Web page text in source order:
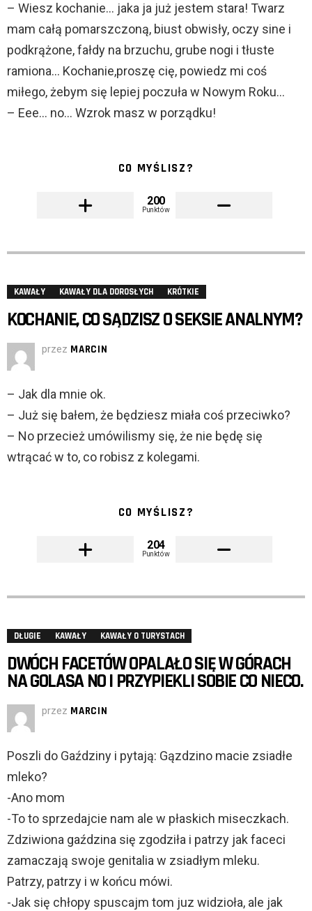
– Wiesz kochanie… jaka ja już jestem stara! Twarz
mam całą pomarszczoną, biust obwisły, oczy sine i
podkrążone, fałdy na brzuchu, grube nogi i tłuste
ramiona… Kochanie,proszę cię, powiedz mi coś
miłego, żebym się lepiej poczuła w Nowym Roku…
– Eee… no… Wzrok masz w porządku!
CO MYŚLISZ?
200
Punktów
KAWAŁY KAWAŁY DLA DOROSŁYCH KRÓTKIE
KOCHANIE, CO SĄDZISZ O SEKSIE ANALNYM?
przez MARCIN
– Jak dla mnie ok.
– Już się bałem, że będziesz miała coś przeciwko?
– No przecież umówilismy się, że nie będę się
wtrącać w to, co robisz z kolegami.
CO MYŚLISZ?
204
Punktów
DŁUGIE KAWAŁY KAWAŁY O TURYSTACH
DWÓCH FACETÓW OPALAŁO SIĘ W GÓRACH
NA GOLASA NO I PRZYPIEKLI SOBIE CO NIECO.
przez MARCIN
Poszli do Gaździny i pytają: Gązdzino macie zsiadłe
mleko?
-Ano mom
-To to sprzedajcie nam ale w płaskich miseczkach.
Zdziwiona gaździna się zgodziła i patrzy jak faceci
zamaczają swoje genitalia w zsiadłym mleku.
Patrzy, patrzy i w końcu mówi.
-Jak się chłopy spuscajm tom juz widzioła, ale jak